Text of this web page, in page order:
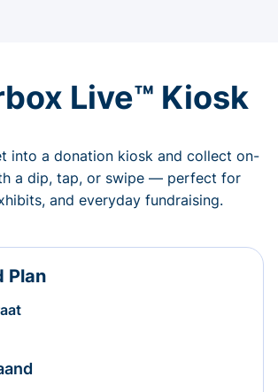
Live™ Kiosk
into a donation kiosk and collect on-
a dip, tap, or swipe — perfect for
and everyday fundraising.
Plan